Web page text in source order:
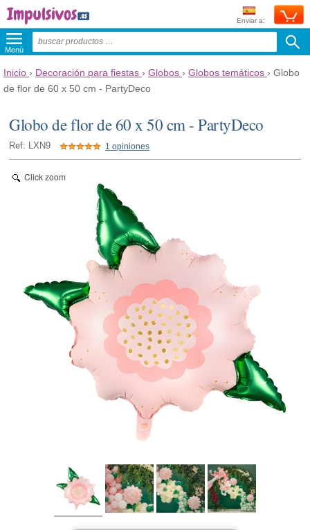
Enviar a:
Menú
Inicio › Decoración para fiestas › Globos › Globos temáticos › Globo
de flor de 60 x 50 cm - PartyDeco
Globo de flor de 60 x 50 cm - PartyDeco
Ref: LXN9 1 opiniones
Click zoom